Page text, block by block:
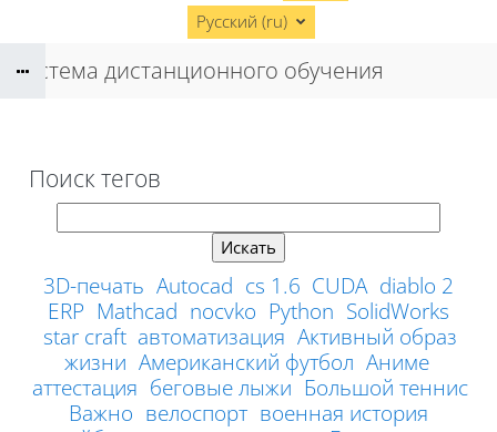
Русский ‎(ru)‎
Система дистанционного обучения
Поиск тегов
3D-печать Autocad cs 1.6 CUDA diablo 2
ERP Mathcad nocvko Python SolidWorks
star craft автоматизация Активный образ
жизни Американский футбол Аниме
аттестация беговые лыжи Большой теннис
Важно велоспорт военная история